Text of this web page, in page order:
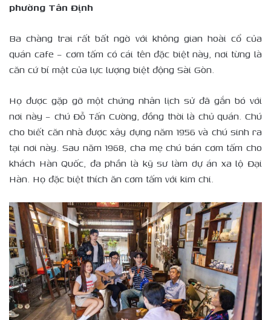
phường Tân Định
Ba chàng trai rất bất ngờ với không gian hoài cổ của
quán cafe – cơm tấm có cái tên đặc biệt này, nơi từng là
căn cứ bí mật của lực lượng biệt động Sài Gòn.
Họ được gặp gỡ một chứng nhân lịch sử đã gắn bó với
nơi này – chú Đỗ Tấn Cường, đồng thời là chủ quán. Chú
cho biết căn nhà được xây dựng năm 1956 và chú sinh ra
tại nơi này. Sau năm 1968, cha mẹ chú bán cơm tấm cho
khách Hàn Quốc, đa phần là kỹ sư làm dự án xa lộ Đại
Hàn. Họ đặc biệt thích ăn cơm tấm với kim chi.